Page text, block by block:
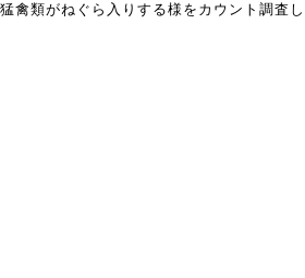
禽類がねぐら入りする様をカウント調査し